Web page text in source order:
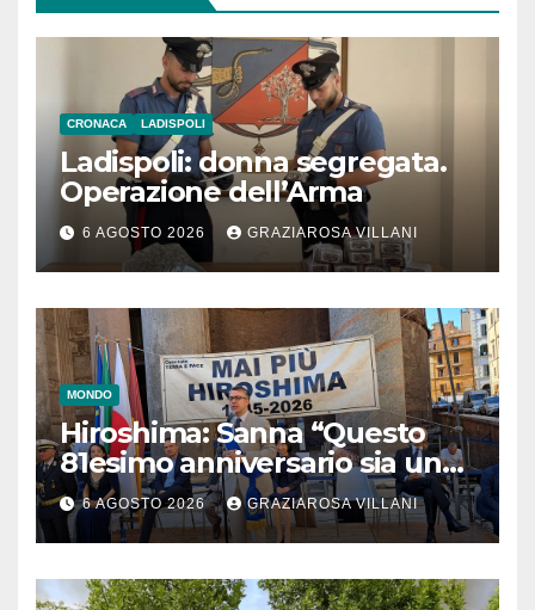
CRONACA LADISPOLI
Ladispoli: donna segregata.
Operazione dell’Arma
6 AGOSTO 2026 GRAZIAROSA VILLANI
MONDO
Hiroshima: Sanna “Questo
81esimo anniversario sia un
monito per tutti”
6 AGOSTO 2026 GRAZIAROSA VILLANI